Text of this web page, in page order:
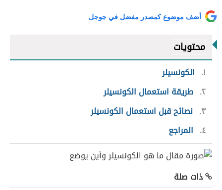
أضف موضوع كمصدر مفضل في جوجل
محتويات
١
الكونسيلر
٢ طريقة استعمال الكونسيلر
٣ نصائح قبل استعمال الكونسيلر
٤
المراجع
ذات صلة